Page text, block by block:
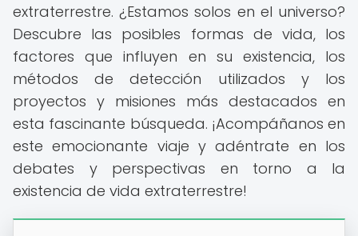
extraterrestre. ¿Estamos solos en el universo?
Descubre las posibles formas de vida, los
factores que influyen en su existencia, los
métodos de detección utilizados y los
proyectos y misiones más destacados en
esta fascinante búsqueda. ¡Acompáñanos en
este emocionante viaje y adéntrate en los
debates y perspectivas en torno a la
existencia de vida extraterrestre!